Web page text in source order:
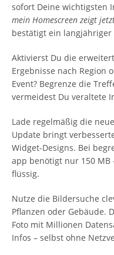
sofort Deine wichtigsten
mein Homescreen zeigt
bestätigt ein langjähriger
Aktivierst Du die
Ergebnisse nach Region
Event? Begrenze die
vermeidest Du veraltete
Lade regelmäßig die
Update bringt
Widget-Designs. Bei
app benötigt nur 150 MB
flüssig.
Nutze die Bildersuche
Pflanzen oder Gebäude.
Foto mit Millionen
Infos – selbst ohne